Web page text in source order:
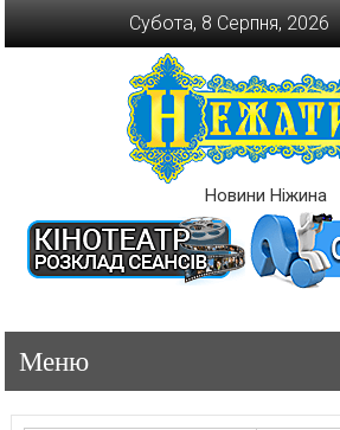
Субота, 8 Серпня, 2026
Новини Ніжина